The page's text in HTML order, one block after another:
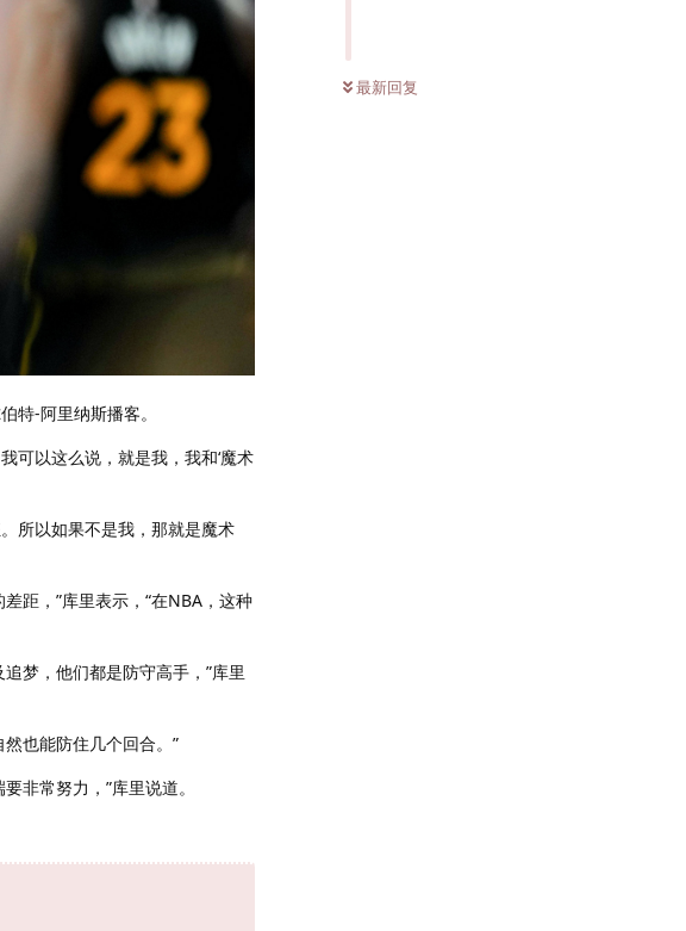
最新回复
特-阿里纳斯播客。
可以这么说，就是我，我和‘魔术
所以如果不是我，那就是魔术
距，”库里表示，“在NBA，这种
梦，他们都是防守高手，”库里
也能防住几个回合。”
非常努力，”库里说道。